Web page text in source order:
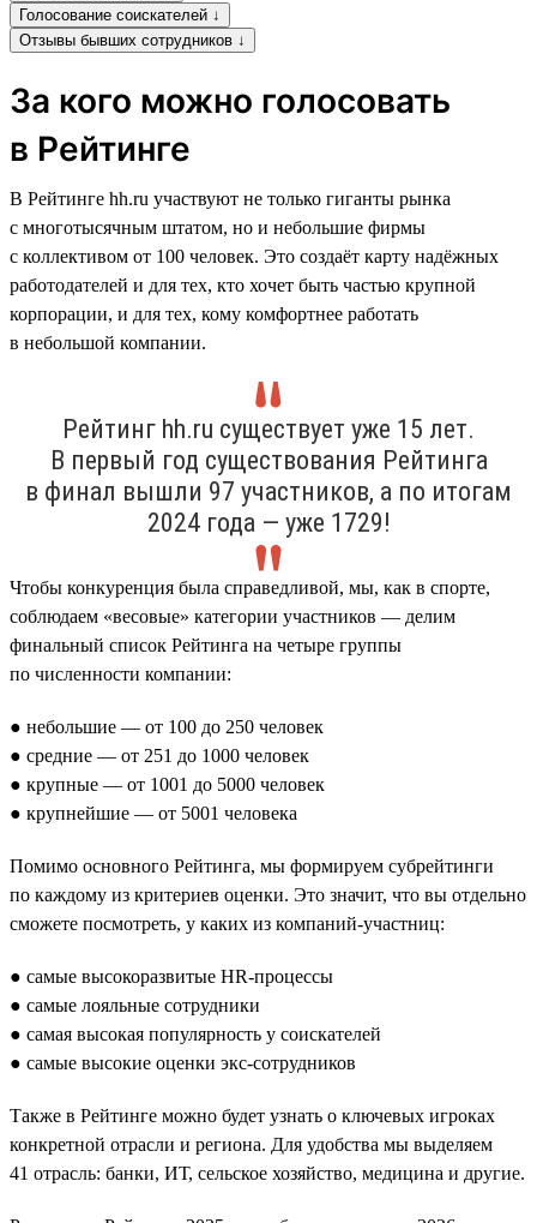
Голосование соискателей ↓
Отзывы бывших сотрудников ↓
За кого можно голосовать
в Рейтинге
В Рейтинге hh.ru участвуют не только гиганты рынка
с многотысячным штатом, но и небольшие фирмы
с коллективом от 100 человек. Это создаёт карту надёжных
работодателей и для тех, кто хочет быть частью крупной
корпорации, и для тех, кому комфортнее работать
в небольшой компании.
Рейтинг hh.ru существует уже 15 лет.
В первый год существования Рейтинга
в финал вышли 97 участников, а по итогам
2024 года — уже 1729!
Чтобы конкуренция была справедливой, мы, как в спорте,
соблюдаем «весовые» категории участников — делим
финальный список Рейтинга на четыре группы
по численности компании:
● небольшие — от 100 до 250 человек
● средние — от 251 до 1000 человек
● крупные — от 1001 до 5000 человек
● крупнейшие — от 5001 человека
Помимо основного Рейтинга, мы формируем субрейтинги
по каждому из критериев оценки. Это значит, что вы отдельно
сможете посмотреть, у каких из компаний-участниц:
● самые высокоразвитые HR-процессы
● самые лояльные сотрудники
● самая высокая популярность у соискателей
● самые высокие оценки экс-сотрудников
Также в Рейтинге можно будет узнать о ключевых игроках
конкретной отрасли и региона. Для удобства мы выделяем
41 отрасль: банки, ИТ, сельское хозяйство, медицина и другие.